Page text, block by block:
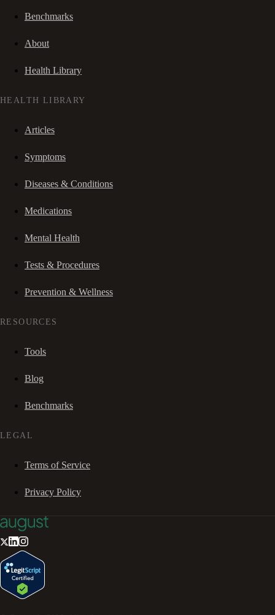
Benchmarks
About
Health Library
HEALTH LIBRARY
Articles
Symptoms
Diseases & Conditions
Medications
Mental Health
Tests & Procedures
Prevention & Wellness
RESOURCES
Tools
Blog
Benchmarks
LEGAL
Terms of Service
Privacy Policy